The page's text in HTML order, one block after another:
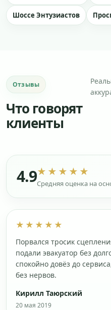
Шоссе Энтузиастов
Отзывы
Что говорят
клиенты
4.9★★★★★
Средняя оценка на
★★★★★
Порвался тросик
подали эвакуатор без
спокойно довёз до
без нервов.
Кирилл Таюрский
20 мая 2019